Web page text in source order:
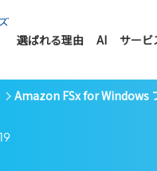
選ばれる理由 AI サービ
Amazon FSx for Windows